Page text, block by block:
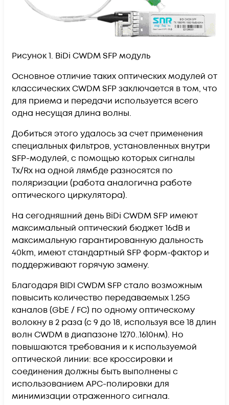
Рисунок 1. BiDi CWDM SFP модуль
Основное отличие таких оптических модулей от
классических CWDM SFP заключается в том, что
для приема и передачи используется всего
одна несущая длина волны.
Добиться этого удалось за счет применения
специальных фильтров, установленных внутри
SFP-модулей, с помощью которых сигналы
Tx/Rx на одной лямбде разносятся по
поляризации (работа аналогична работе
оптического циркулятора).
На сегодняшний день BiDi CWDM SFP имеют
максимальный оптический бюджет 16dB и
максимальную гарантированную дальность
40km, имеют стандартный SFP форм-фактор и
поддерживают горячую замену.
Благодаря BIDI CWDM SFP стало возможным
повысить количество передаваемых 1.25G
каналов (GbE / FC) по одному оптическому
волокну в 2 раза (с 9 до 18, используя все 18 длин
волн CWDM в диапазоне 1270..1610нм). Но
повышаются требования и к используемой
оптической линии: все кроссировки и
соединения должны быть выполнены с
использованием APC-полировки для
минимизации отраженного сигнала.